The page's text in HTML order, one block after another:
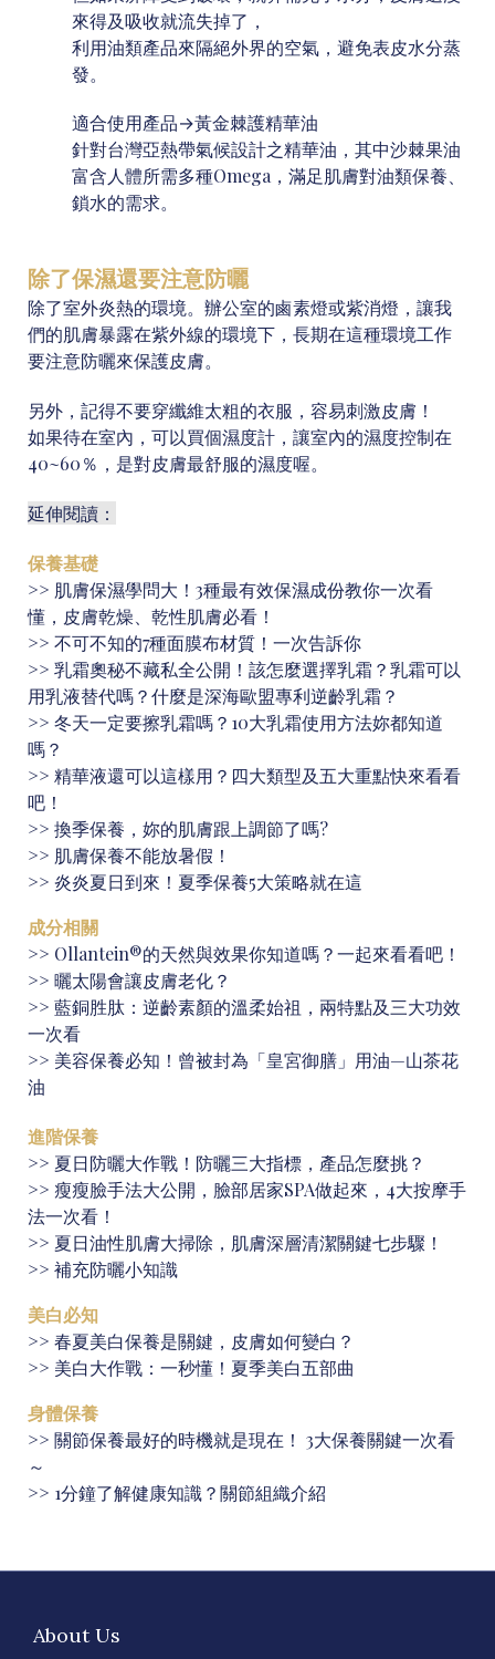
來得及吸收就流失掉了，
利用油類產品來隔絕外界的空氣，避免表皮水分蒸
發。
適合使用產品→黃金棘護精華油
針對台灣亞熱帶氣候設計之精華油，其中沙棘果油
富含人體所需多種Omega，滿足肌膚對油類保養、
鎖水的需求。
除了保濕還要注意防曬
除了室外炎熱的環境。辦公室的鹵素燈或紫消燈，讓我
們的肌膚暴露在紫外線的環境下，長期在這種環境工作
要注意防曬來保護皮膚。
另外，記得不要穿纖維太粗的衣服，容易刺激皮膚！
如果待在室內，可以買個濕度計，讓室內的濕度控制在
40~60％，是對皮膚最舒服的濕度喔。
延伸閱讀：
保養基礎
>> 肌膚保濕學問大！3種最有效保濕成份教你一次看
懂，皮膚乾燥、乾性肌膚必看！
>> 不可不知的7種面膜布材質！一次告訴你
>> 乳霜奧秘不藏私全公開！該怎麼選擇乳霜？乳霜可以
用乳液替代嗎？什麼是深海歐盟專利逆齡乳霜？
>> 冬天一定要擦乳霜嗎？10大乳霜使用方法妳都知道
嗎？
>> 精華液還可以這樣用？四大類型及五大重點快來看看
吧！
>> 換季保養，妳的肌膚跟上調節了嗎?
>> 肌膚保養不能放暑假！
>> 炎炎夏日到來！夏季保養5大策略就在這
成分相關
>> Ollantein®的天然與效果你知道嗎？一起來看看吧！
>> 曬太陽會讓皮膚老化？
>> 藍銅胜肽：逆齡素顏的溫柔始祖，兩特點及三大功效
一次看
>> 美容保養必知！曾被封為「皇宮御膳」用油—山茶花
油
進階保養
>> 夏日防曬大作戰！防曬三大指標，產品怎麼挑？
>> 瘦瘦臉手法大公開，臉部居家SPA做起來，4大按摩手
法一次看！
>> 夏日油性肌膚大掃除，肌膚深層清潔關鍵七步驟！
>> 補充防曬小知識
美白必知
>> 春夏美白保養是關鍵，皮膚如何變白？
>> 美白大作戰：一秒懂！夏季美白五部曲
身體保養
>> 關節保養最好的時機就是現在！ 3大保養關鍵一次看
～
>> 1分鐘了解健康知識？關節組織介紹
About Us